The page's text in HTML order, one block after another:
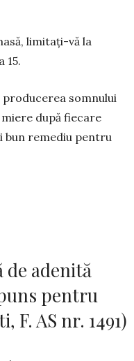
limitați-vă la
15.
somnului
după fiecare
bun reme­diu pentru
de adenită
pentru
F. AS nr. 1491)